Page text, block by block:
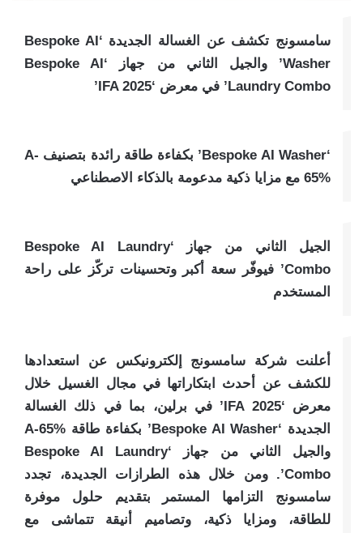
سامسونج تكشف عن الغسالة الجديدة ‘Bespoke AI
Washer’ والجيل الثاني من جهاز ‘Bespoke AI
Laundry Combo’ في معرض ‘IFA 2025’
‘Bespoke AI Washer’ بكفاءة طاقة رائدة بتصنيف A-
65% مع مزايا ذكية مدعومة بالذكاء الاصطناعي
الجيل الثاني من جهاز ‘Bespoke AI Laundry
Combo’ فيوفّر سعة أكبر وتحسينات تركّز على راحة
المستخدم
أعلنت شركة سامسونج إلكترونيكس عن استعدادها
للكشف عن أحدث ابتكاراتها في مجال الغسيل خلال
معرض ‘IFA 2025’ في برلين، بما في ذلك الغسالة
الجديدة ‘Bespoke AI Washer’ بكفاءة طاقة A-65%
والجيل الثاني من جهاز ‘Bespoke AI Laundry
Combo’. ومن خلال هذه الطرازات الجديدة، تجدد
سامسونج التزامها المستمر بتقديم حلول موفرة
للطاقة، ومزايا ذكية، وتصاميم أنيقة تتماشى مع